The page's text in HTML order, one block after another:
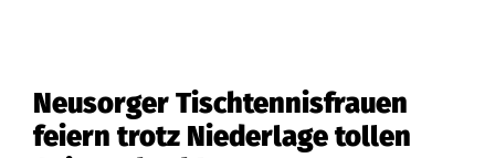
Neusorger Tischtennisfrauen
feiern trotz Niederlage tollen